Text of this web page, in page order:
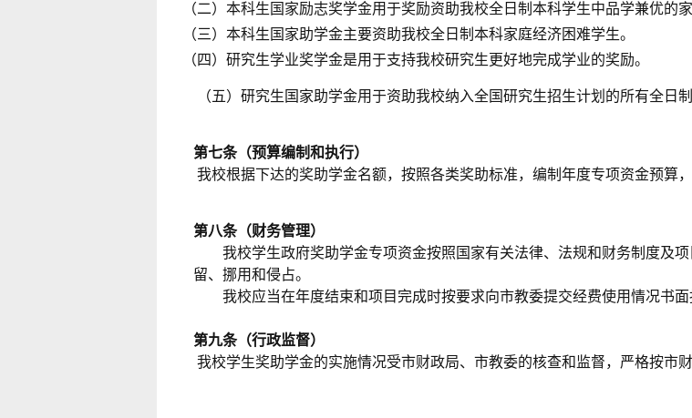
（二）本科生国家励志奖学金用于奖励资助我校全日制本科学生中品学兼优的
（三）本科生国家助学金主要资助我校全日制本科家庭经济困难学生。
（四）研究生学业奖学金是用于支持我校研究生更好地完成学业的奖励。
（五）研究生国家助学金用于资助我校纳入全国研究生招生计划的所有全日
第七条（预算编制和执行）
我校根据下达的奖助学金名额，按照各类奖助标准，编制年度专项资金预算
第八条（财务管理）
我校学生政府奖助学金专项资金按照国家有关法律、法规和财务制度及项
留、挪用和侵占。
我校应当在年度结束和项目完成时按要求向市教委提交经费使用情况书面
第九条（行政监督）
我校学生奖助学金的实施情况受市财政局、市教委的核查和监督，严格按市